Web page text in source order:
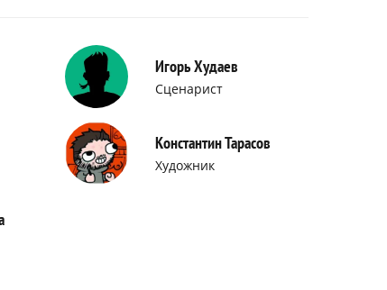
Игорь Худаев
Сценарист
Константин Тарасов
Художник